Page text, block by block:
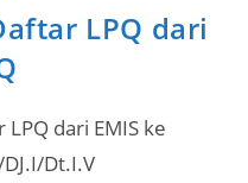
LPQ dari
dari EMIS ke
Dt.I.V